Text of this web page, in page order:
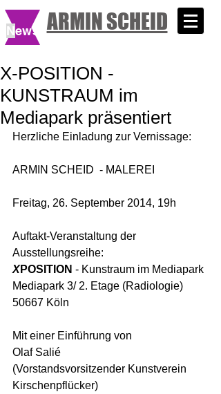
ARMIN SCHEID
News
X-POSITION -
KUNSTRAUM im
Mediapark präsentiert
Herzliche Einladung zur Vernissage:
ARMIN SCHEID  - MALEREI
Freitag, 26. September 2014, 19h
Auftakt-Veranstaltung der
Ausstellungsreihe:
XPOSITION - Kunstraum im Mediapark
Mediapark 3/ 2. Etage (Radiologie)
50667 Köln
Mit einer Einführung von
Olaf Salié
(Vorstandsvorsitzender Kunstverein
Kirschenpflücker)